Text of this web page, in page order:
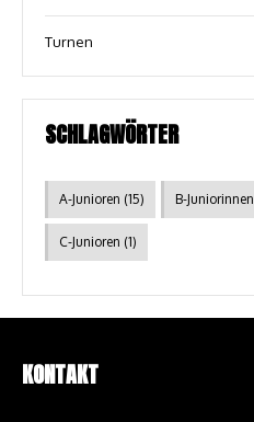
Turnen
SCHLAGWÖRTER
A-Junioren (15) B-Juniorinnen
C-Junioren (1)
KONTAKT